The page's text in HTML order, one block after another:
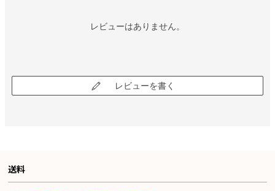
レビューはありません。
レビューを書く
送料